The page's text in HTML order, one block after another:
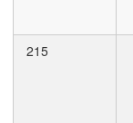
215